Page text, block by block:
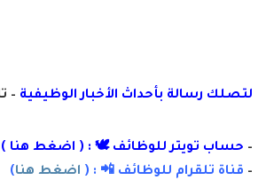
لتصلك رسالة بأحداث الأخبار الوظيفية –
– حساب تويتر للوظائف 🕊 : ( اضغط هنا )
– قناة تلقرام للوظائف 📲 : ( اضغط هنا)